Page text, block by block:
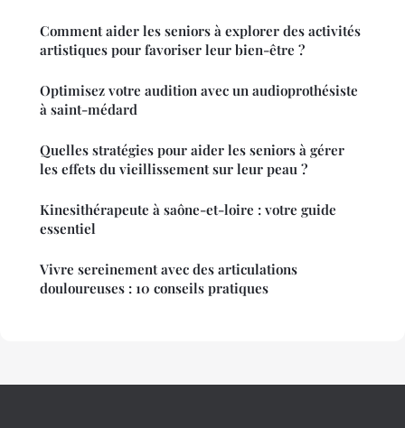
Comment aider les seniors à explorer des activités
artistiques pour favoriser leur bien-être ?
Optimisez votre audition avec un audioprothésiste
à saint-médard
Quelles stratégies pour aider les seniors à gérer
les effets du vieillissement sur leur peau ?
Kinesithérapeute à saône-et-loire : votre guide
essentiel
Vivre sereinement avec des articulations
douloureuses : 10 conseils pratiques